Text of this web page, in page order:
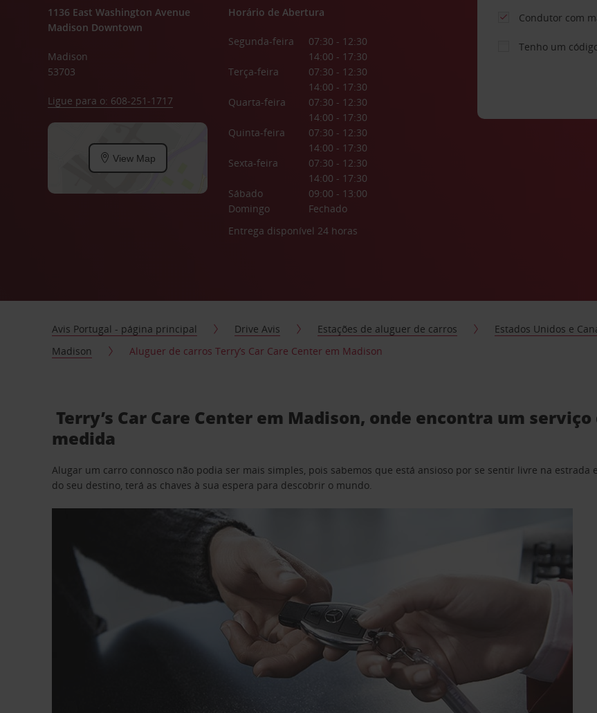
1136 East Washington Avenue
Madison Downtown
Madison
53703
Ligue para o: 608-251-1717
View Map
Horário de Abertura
Segunda-feira
07:30 - 12:30
14:00 - 17:30
Terça-feira
07:30 - 12:30
14:00 - 17:30
Quarta-feira
07:30 - 12:30
14:00 - 17:30
Quinta-feira
07:30 - 12:30
14:00 - 17:30
Sexta-feira
07:30 - 12:30
14:00 - 17:30
Sábado
09:00 - 13:00
Domingo
Fechado
Entrega disponível 24 horas
Condutor com
Tenho um
Avis Portugal - página principal Drive Avis Estações de aluguer de carros Estados Unidos e
Madison
Aluguer de carros Terry’s Car Care Center em Madison
Terry’s Car Care Center em Madison, onde encontra um
medida
Alugar um carro connosco não podia ser mais simples, pois sabemos que está ansioso por se sentir livre na
do seu destino, terá as chaves à sua espera para descobrir o mundo.